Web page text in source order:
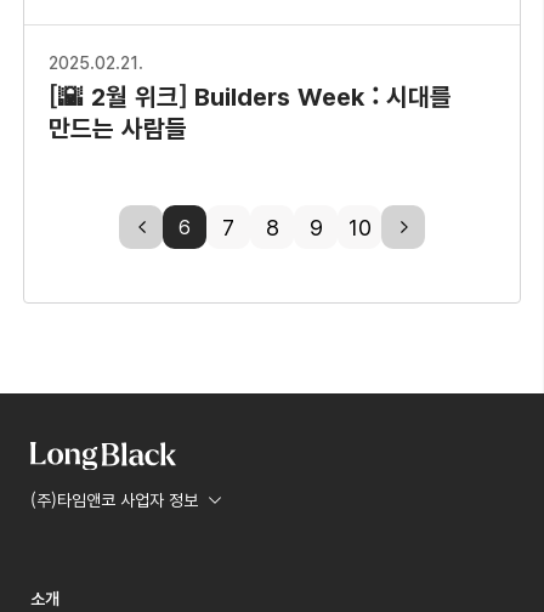
2025.02.21.
[🌇 2월 위크] Builders Week : 시대를
만드는 사람들
previous
6 7 8 9 10 next
(주)타임앤코 사업자 정보
소개